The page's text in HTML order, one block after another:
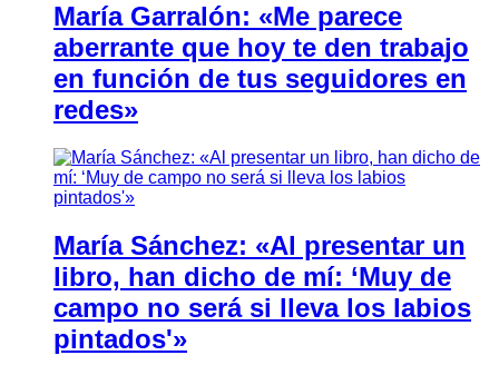
María Garralón: «Me parece
aberrante que hoy te den trabajo
en función de tus seguidores en
redes»
María Sánchez: «Al presentar un
libro, han dicho de mí: ‘Muy de
campo no será si lleva los labios
pintados'»